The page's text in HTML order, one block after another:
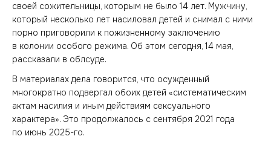
своей сожительницы, которым не было 14 лет. Мужчину,
который несколько лет насиловал детей и снимал с ними
порно приговорили к пожизненному заключению
в колонии особого режима. Об этом сегодня, 14 мая,
рассказали в облсуде.
В материалах дела говорится, что осужденный
многократно подвергал обоих детей «систематическим
актам насилия и иным действиям сексуального
характера». Это продолжалось с сентября 2021 года
по июнь 2025-го.